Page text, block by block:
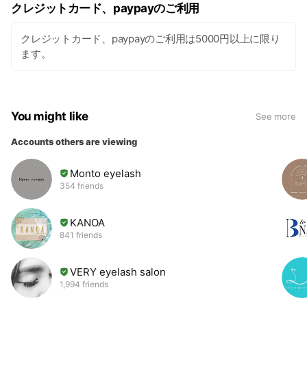
クレジットカード、paypayのご利用
クレジットカード、paypayのご利用は5000円以上に限り
ます。
You might like See more
Accounts others are viewing
Monto eyelash
354 friends
KANOA
841 friends
VERY eyelash salon
1,994 friends